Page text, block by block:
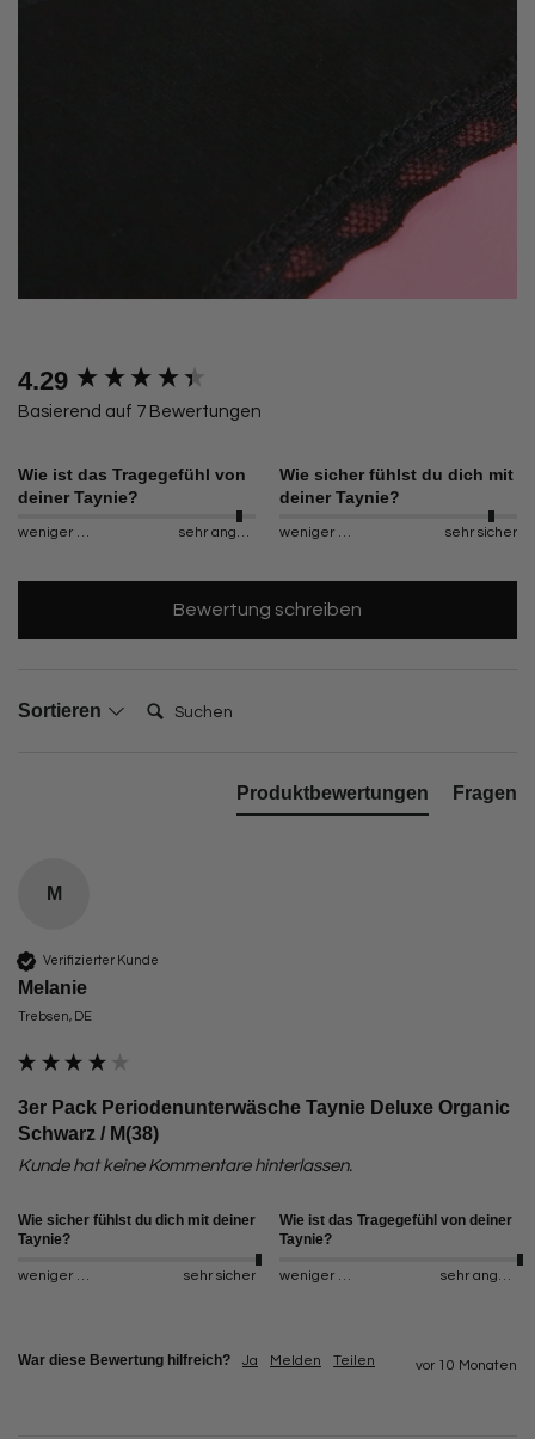
4.29
Basierend auf 7 Bewertungen
Wie ist das Tragegefühl von
deiner Taynie?
weniger angenehm sehr angenehm
Wie sicher fühlst du dich mit
deiner Taynie?
weniger sicher sehr sicher
Bewertung schreiben
Sortieren Suchen:
Produktbewertungen Fragen
M
Verifizierter Kunde
Melanie
Trebsen, DE
3er Pack Periodenunterwäsche Taynie Deluxe Organic
Schwarz / M(38)
Kunde hat keine Kommentare hinterlassen.
Wie sicher fühlst du dich mit deiner
Taynie?
weniger sicher sehr sicher
Wie ist das Tragegefühl von deiner
Taynie?
weniger angenehm sehr angenehm
War diese Bewertung hilfreich? Ja Melden Teilen vor 10 Monaten
New content loaded